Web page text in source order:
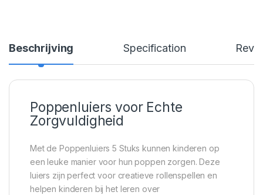
Beschrijving Specification
Poppenluiers voor Echte
Zorgvuldigheid
Met de Poppenluiers 5 Stuks kunnen kinderen op
een leuke manier voor hun poppen zorgen. Deze
luiers zijn perfect voor creatieve rollenspellen en
helpen kinderen bij het leren over